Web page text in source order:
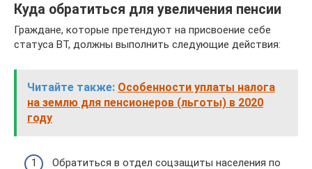
Куда обратиться для увеличения пенсии
Граждане, которые претендуют на присвоение себе
статуса ВТ, должны выполнить следующие действия:
Читайте также: Особенности уплаты налога
на землю для пенсионеров (льготы) в 2020
году
Обратиться в отдел соцзащиты населения по